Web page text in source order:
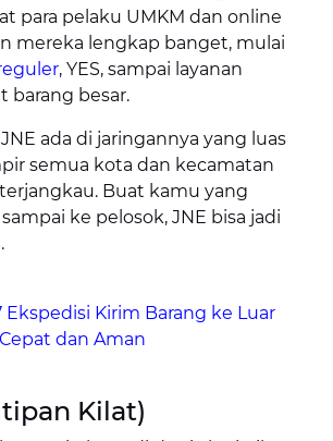
para pelaku UMKM dan online
mereka lengkap banget, mulai
, YES, sampai layanan
barang besar.
ada di jaringannya yang luas
semua kota dan kecamatan
Buat kamu yang
ke pelosok, JNE bisa jadi
Ekspedisi Kirim Barang ke Luar
dan Aman
Kilat)